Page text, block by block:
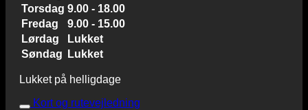
Torsdag 9.00 - 18.00
Fredag
9.00 - 15.00
Lørdag
Lukket
Søndag
Lukket
Lukket på helligdage
Kort og rutevejledning